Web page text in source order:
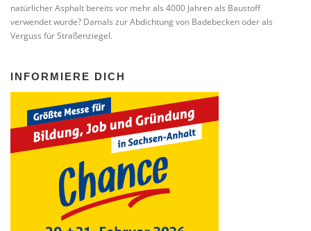
natürlicher Asphalt bereits vor mehr als 4000 Jahren als Baustoff
verwendet wurde? Damals zur Abdichtung von Badebecken oder als
Verguss für Straßenziegel.
INFORMIERE DICH